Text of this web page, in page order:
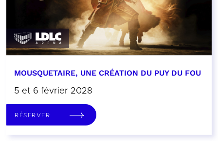
MOUSQUETAIRE, UNE CRÉATION DU PUY DU FOU
5 et 6 février 2028
RÉSERVER